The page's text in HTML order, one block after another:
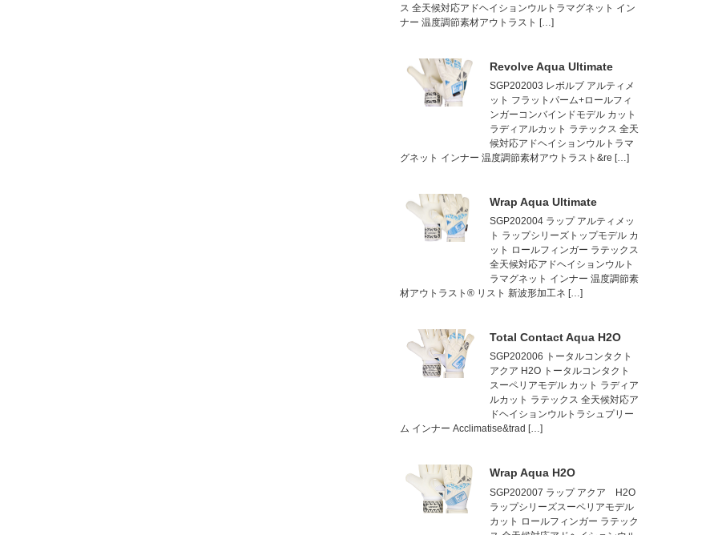
ス 全天候対応アドヘイションウルトラマグネット イン
ナー 温度調節素材アウトラスト […]
Revolve Aqua Ultimate
SGP202003 レボルブ アルティメ
ット フラットパーム+ロールフィ
ンガーコンバインドモデル カット
ラディアルカット ラテックス 全天
候対応アドヘイションウルトラマ
グネット インナー 温度調節素材アウトラスト&re […]
Wrap Aqua Ultimate
SGP202004 ラップ アルティメッ
ト ラップシリーズトップモデル カ
ット ロールフィンガー ラテックス
全天候対応アドヘイションウルト
ラマグネット インナー 温度調節素
材アウトラスト® リスト 新波形加工ネ […]
Total Contact Aqua H2O
SGP202006 トータルコンタクト
アクア H2O トータルコンタクト
スーペリアモデル カット ラディア
ルカット ラテックス 全天候対応ア
ドヘイションウルトラシュプリー
ム インナー Acclimatise&trad […]
Wrap Aqua H2O
SGP202007 ラップ アクア H2O
ラップシリーズスーペリアモデル
カット ロールフィンガー ラテック